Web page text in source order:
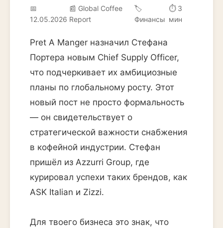
📅
12.05.2026
📰 Global Coffee
Report
🏷️
Финансы
⏱ 3
мин
Pret A Manger назначил Стефана
Портера новым Chief Supply Officer,
что подчеркивает их амбициозные
планы по глобальному росту. Этот
новый пост не просто формальность
— он свидетельствует о
стратегической важности снабжения
в кофейной индустрии. Стефан
пришёл из Azzurri Group, где
курировал успехи таких брендов, как
ASK Italian и Zizzi.
Для твоего бизнеса это знак, что